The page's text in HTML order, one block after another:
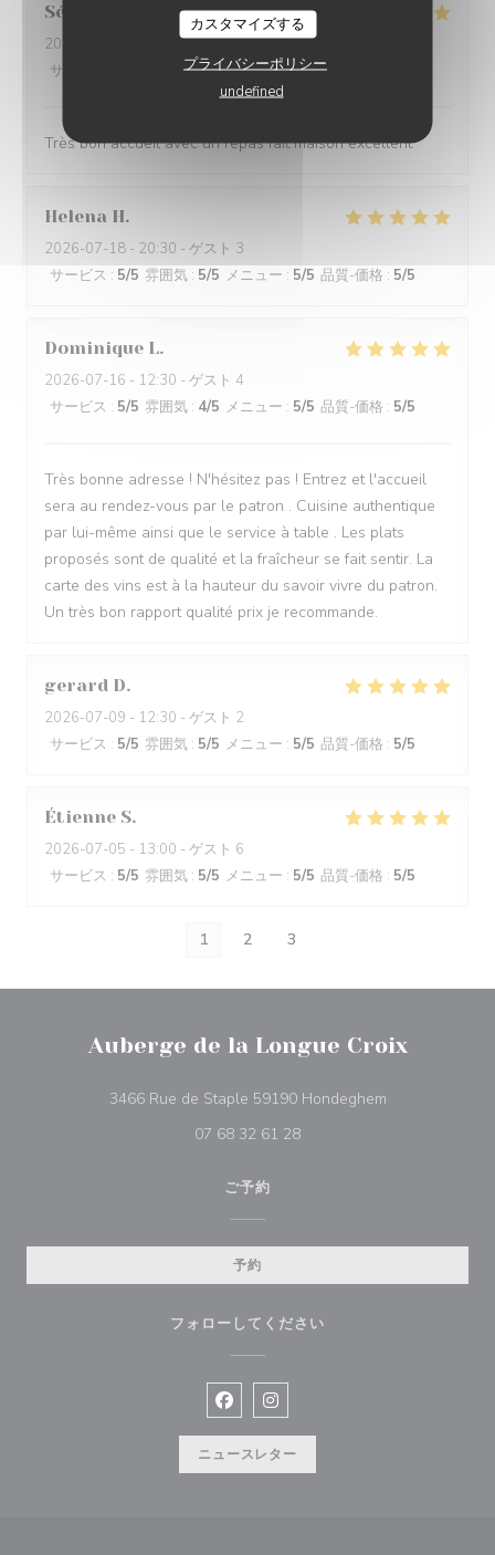
カスタマイズする
プライバシーポリシー
undefined
Séverine
2026-07-18
- 13:45 - ゲスト 3
サービス
雰囲気:5/5 メニュー:4/5 品質-価格
Très bon accueil avec un repas fait maison excellent
Helena H
2026-07-18 - 20:30 - ゲスト 3
サービス : 5/5 雰囲気 : 5/5 メニュー : 5/5 品質-価格 : 5/5
Dominique L
2026-07-16 - 12:30 - ゲスト 4
サービス : 5/5 雰囲気 : 4/5 メニュー : 5/5 品質-価格 : 5/5
Très bonne adresse ! N'hésitez pas ! Entrez et l'accueil
sera au rendez-vous par le patron . Cuisine authentique
par lui-même ainsi que le service à table . Les plats
proposés sont de qualité et la fraîcheur se fait sentir. La
carte des vins est à la hauteur du savoir vivre du patron.
Un très bon rapport qualité prix je recommande.
gerard D
2026-07-09 - 12:30 - ゲスト 2
サービス : 5/5 雰囲気 : 5/5 メニュー : 5/5 品質-価格 : 5/5
Étienne S
2026-07-05 - 13:00 - ゲスト 6
サービス : 5/5 雰囲気 : 5/5 メニュー : 5/5 品質-価格 : 5/5
1 2 3
Auberge de la Longue Croix
3466 Rue de Staple 59190 Hondeghem((新しいウィン
07 68 32 61 28
ご予約
予約
フォローしてください
Facebook ((新しいウィンドウで
Instagram ((新しいウィンド
ニュースレター